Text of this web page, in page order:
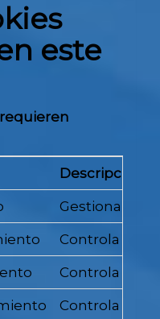
este
Descripción
Gestiona si el
Controla si el
Controla si el
Controla si el